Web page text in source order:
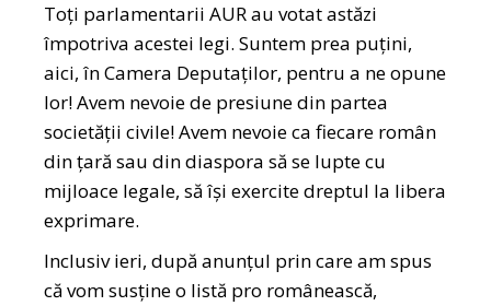
Toți parlamentarii AUR au votat astăzi
împotriva acestei legi. Suntem prea puțini,
aici, în Camera Deputaților, pentru a ne opune
lor! Avem nevoie de presiune din partea
societății civile! Avem nevoie ca fiecare român
din țară sau din diaspora să se lupte cu
mijloace legale, să își exercite dreptul la libera
exprimare.
Inclusiv ieri, după anunțul prin care am spus
că vom susține o listă pro românească,